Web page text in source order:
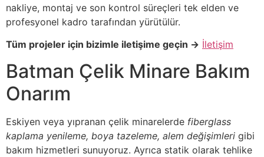
nakliye, montaj ve son kontrol süreçleri tek elden ve
profesyonel kadro tarafından yürütülür.
Tüm projeler için bizimle iletişime geçin → İletişim
Batman Çelik Minare Bakım
Onarım
Eskiyen veya yıpranan çelik minarelerde fiberglass
kaplama yenileme, boya tazeleme, alem değişimleri gibi
bakım hizmetleri sunuyoruz. Ayrıca statik olarak tehlike